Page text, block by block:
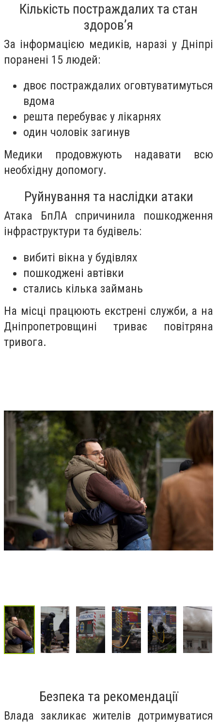
Кількість постраждалих та стан
здоров’я
За інформацією медиків, наразі у Дніпрі
поранені 15 людей:
двоє постраждалих оговтуватимуться
вдома
решта перебуває у лікарнях
один чоловік загинув
Медики продовжують надавати всю
необхідну допомогу.
Руйнування та наслідки атаки
Атака БпЛА спричинила пошкодження
інфраструктури та будівель:
вибиті вікна у будівлях
пошкоджені автівки
стались кілька займань
На місці працюють екстрені служби, а на
Дніпропетровщині триває повітряна
тривога.
Безпека та рекомендації
Влада закликає жителів дотримуватися